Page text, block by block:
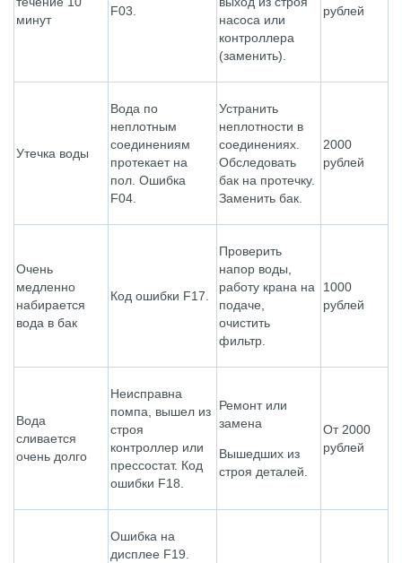
минут
F03.
насоса или
контроллера
(заменить).
рублей
Утечка воды
Вода по
неплотным
соединениям
протекает на
пол. Ошибка
F04.
Устранить
неплотности в
соединениях.
Обследовать
бак на протечку.
Заменить бак.
2000
рублей
Очень
медленно
набирается
вода в бак
Код ошибки F17.
Проверить
напор воды,
работу крана на
подаче,
очистить
фильтр.
1000
рублей
Вода
сливается
очень долго
Неисправна
помпа, вышел из
строя
контроллер или
прессостат. Код
ошибки F18.
Ремонт или
замена
Вышедших из
строя деталей.
От 2000
рублей
Ошибка на
дисплее F19.